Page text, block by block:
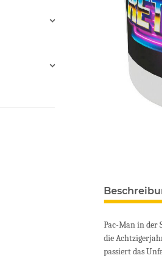
Pac-Man in der
die
passiert das